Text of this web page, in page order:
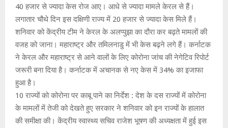
40 हजार से ज्यादा केस रोज आए। आधे से ज्यादा मामले केरल से हैं।
लगातार चौथे दिन इस दक्षिणी राज्य में 20 हजार से ज्यादा केस मिले हैं।
शनिवार को केंद्रीय टीम ने केरल के अलप्पुझा का दौरा कर बढ़ते मामलों की
वजह को जाना। महाराष्ट्र और तमिलनाडु में भी केस बढ़ने लगे हैं। कर्नाटक
ने केरल और महाराष्ट्र से आने वालों के लिए कोरोना जांच की नेगेटिव रिपोर्ट
जरूरी बना दिया है। कर्नाटक में अचानक से नए केस में 34% का इजाफा
हुआ है।
10 राज्‍यों को कोरोना पर काबू पाने का निर्देश : देश के दस राज्यों में कोरोना
के मामलों में तेजी को देखते हुए सरकार ने शनिवार को इन राज्यों के हालात
की समीक्षा की। केंद्रीय स्वास्थ्य सचिव राजेश भूषण की अध्यक्षता में हुई इस